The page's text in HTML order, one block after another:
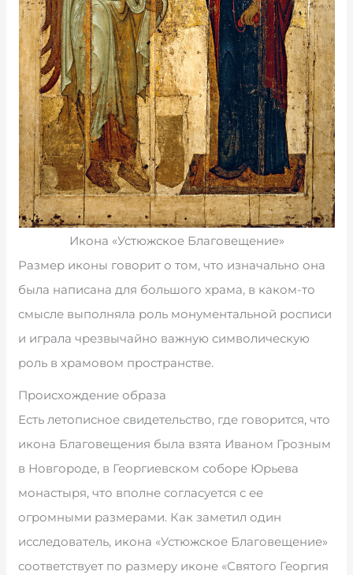
Икона «Устюжское Благовещение»
Размер иконы говорит о том, что изначально она
была написана для большого храма, в каком-то
смысле выполняла роль монументальной росписи
и играла чрезвычайно важную символическую
роль в храмовом пространстве.
Происхождение образа
Есть летописное свидетельство, где говорится, что
икона Благовещения была взята Иваном Грозным
в Новгороде, в Георгиевском соборе Юрьева
монастыря, что вполне согласуется с ее
огромными размерами. Как заметил один
исследователь, икона «Устюжское Благовещение»
соответствует по размеру иконе «Святого Георгия